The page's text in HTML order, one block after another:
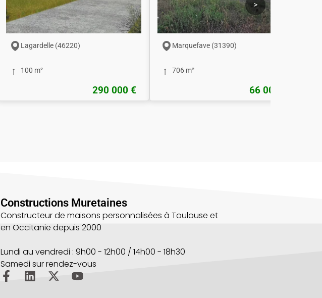
Lagardelle (46220)
100 m²
290 000 €
Marquefave (31390)
706 m²
66 000 €
>
Constructions Muretaines
Constructeur de maisons personnalisées à Toulouse et
en Occitanie depuis 2000
Lundi au vendredi : 9h00 - 12h00 / 14h00 - 18h30
Samedi sur rendez-vous